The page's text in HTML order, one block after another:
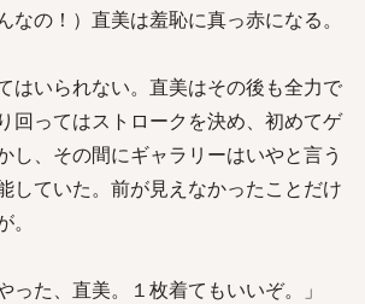
なの！）直美は羞恥に真っ赤になる。
はいられない。直美はその後も全力で
回ってはストロークを決め、初めてゲ
し、その間にギャラリーはいやと言う
していた。前が見えなかったことだけ
た、直美。１枚着てもいいぞ。」